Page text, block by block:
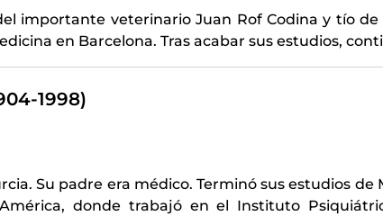
importante veterinario Juan Rof Codina y tío
en Barcelona. Tras acabar sus estudios,
1998)
Su padre era médico. Terminó sus estudios de
donde trabajó en el Instituto